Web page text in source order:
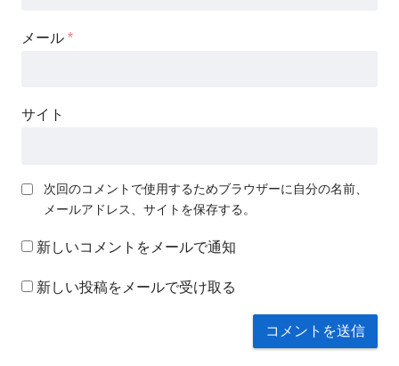
メール *
サイト
次回のコメントで使用するためブラウザーに自分の名前、
メールアドレス、サイトを保存する。
新しいコメントをメールで通知
新しい投稿をメールで受け取る